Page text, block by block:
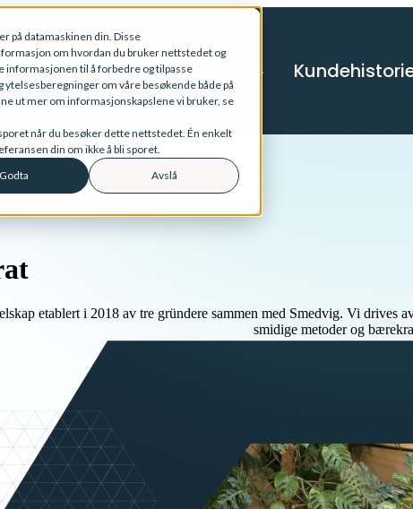
på datamaskinen din. Disse
om hvordan du bruker nettstedet og
informasjonen til å forbedre og tilpasse
om våre besøkende både på
ut mer om informasjonskapslene vi bruker, se
når du besøker dette nettstedet. Én enkelt
din om ikke å bli sporet.
Godta Avslå
for TjenesterTjenester
etablert i 2018 av tre gründere sammen med Smedvig. Vi
smidige metoder og